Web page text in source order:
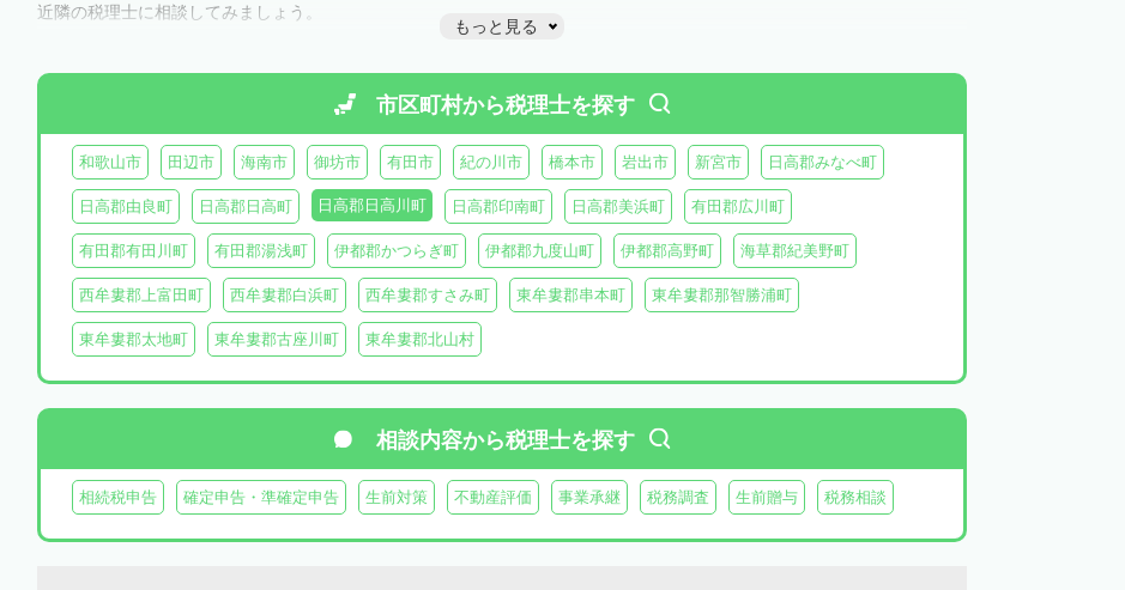
近隣の税理士に相談してみましょう。
もっと見る
市区町村から税理士を探す
和歌山市 田辺市 海南市 御坊市 有田市 紀の川市 橋本市 岩出市 新宮市 日高郡みなべ町
日高郡由良町 日高郡日高町 日高郡日高川町 日高郡印南町 日高郡美浜町 有田郡広川町
有田郡有田川町 有田郡湯浅町 伊都郡かつらぎ町 伊都郡九度山町 伊都郡高野町 海草郡紀美野町
西牟婁郡上富田町 西牟婁郡白浜町 西牟婁郡すさみ町 東牟婁郡串本町 東牟婁郡那智勝浦町
東牟婁郡太地町 東牟婁郡古座川町 東牟婁郡北山村
相談内容から税理士を探す
相続税申告 確定申告・準確定申告 生前対策 不動産評価 事業承継 税務調査 生前贈与 税務相談